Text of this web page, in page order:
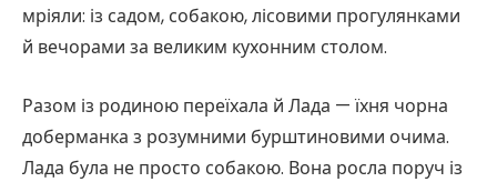
мріяли: із садом, собакою, лісовими прогулянками
й вечорами за великим кухонним столом.
Разом із родиною переїхала й Лада — їхня чорна
доберманка з розумними бурштиновими очима.
Лада була не просто собакою. Вона росла поруч із